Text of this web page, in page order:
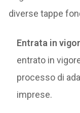
diverse tappe
Entrata in
entrato in
processo di
imprese.